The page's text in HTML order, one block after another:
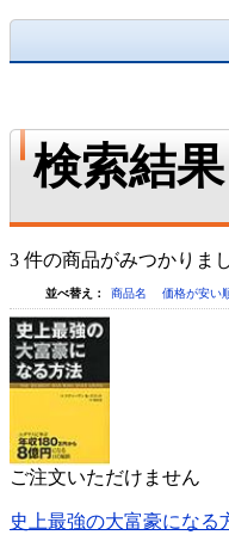
検索結果
3 件の商品がみつかりま
並べ替え： 商品名 価格が安い
ご注文いただけません
史上最強の大富豪になる